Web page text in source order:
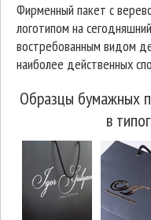
Фирменный пакет с
логотипом на
востребованным видом
наиболее действенных
Образцы бумажных
в